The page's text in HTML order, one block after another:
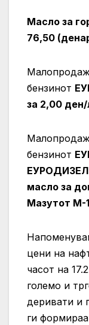
Масло за
76,50
бензинот
за 2,00 ден/
бензинот
ЕУРОДИЗЕЛ
масло за
Мазутот М-
цени на
часот на
големо и
деривати и
ги